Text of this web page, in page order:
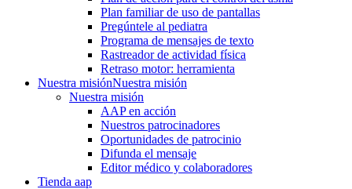
Plan familiar de uso de pantallas
Pregúntele al pediatra
Programa de mensajes de texto
Rastre​​ador de activida​d física
Retraso motor: herramienta
Nuestra misiónNuestra misión
Nuestra misión
AAP en acción
Nuestros patrocinadores
Oportunidades de patrocinio
Difunda el mensaje
Editor médico y colaboradores
Tienda aap